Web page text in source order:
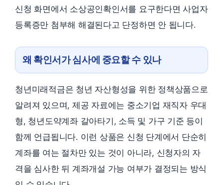
신청 화면에서 소상공인확인서를 요구한다면 사업자
등록증만 첨부해 해결된다고 단정하면 안 됩니다.
왜 확인서가 심사에 중요할 수 있나
청년미래적금은 청년 자산형성을 위한 정책상품으로
알려져 있으며, 제공 자료에는 중소기업 재직자 우대
형, 청년도약계좌 갈아타기, 소득 및 가구 기준 등이
함께 언급됩니다. 이런 상품은 신청 단계에서 단순히
계좌를 여는 절차만 있는 것이 아니라, 신청자의 자
격을 심사한 뒤 계좌개설 가능 여부가 결정되는 방식